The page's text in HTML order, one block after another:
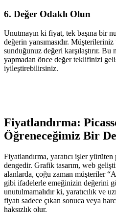
6. Değer Odaklı Olun
Unutmayın ki fiyat, tek başına bir
değerin yansımasıdır.
sunduğunuz değeri karşılaştırır.
yapmadan önce değer teklifinizi
iyileştirebilirsiniz.
Fiyatlandırma:
Öğreneceğimiz Bir
Fiyatlandırma, yaratıcı işler
dengedir. Grafik tasarım, web
alanlarda, çoğu zaman müşteriler
gibi ifadelerle emeğinizin değerini
unutulmamalıdır ki, yaratıcılık ve
fiyatı sadece çıkan sonuca veya
haksızlık olur.